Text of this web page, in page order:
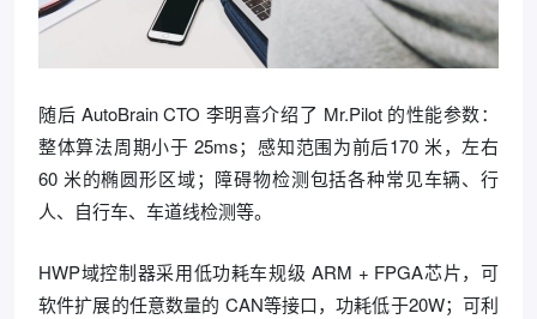
随后 AutoBrain CTO 李明喜介绍了 Mr.Pilot 的性能参数：
整体算法周期小于 25ms；感知范围为前后170 米，左右
60 米的椭圆形区域；障碍物检测包括各种常见车辆、行
人、自行车、车道线检测等。
HWP域控制器采用低功耗车规级 ARM + FPGA芯片，可
软件扩展的任意数量的 CAN等接口，功耗低于20W；可利